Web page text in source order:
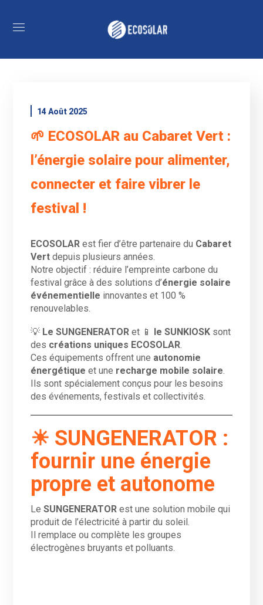
14 Août 2025
🌱 ECOSOLAR au Cabaret Vert :
l’énergie solaire pour alimenter,
connecter et faire vibrer le
festival !
ECOSOLAR est fier d’être partenaire du Cabaret
Vert depuis plusieurs années.
Notre objectif : réduire l’empreinte carbone du
festival grâce à des solutions d’énergie solaire
événementielle innovantes et 100 %
renouvelables.
💡 Le SUNGENERATOR et 📱 le SUNKIOSK sont
des créations uniques ECOSOLAR
Ces équipements offrent une autonomie
énergétique et une recharge mobile solaire
Ils sont spécialement conçus pour les besoins
des événements, festivals et collectivités.
☀ SUNGENERATOR :
fournir une énergie
propre et autonome
LeSUNGENERATOR est une solution mobile qui
produit de l’électricité à partir du soleil.
Il remplace ou complète les groupes
électrogènes bruyants et polluants.